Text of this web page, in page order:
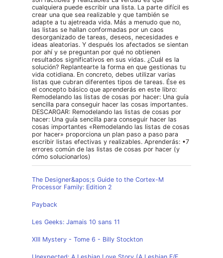
cualquiera puede escribir una lista. La parte difícil es
crear una que sea realizable y que también se
adapte a tu ajetreada vida. Más a menudo que no,
las listas se hallan conformadas por un caos
desorganizado de tareas, deseos, necesidades e
ideas aleatorias. Y después los afectados se sientan
por ahí y se preguntan por qué no obtienen
resultados significativos en sus vidas. ¿Cuál es la
solución? Replantearte la forma en que gestionas tu
vida cotidiana. En concreto, debes utilizar varias
listas que cubran diferentes tipos de tareas. Ése es
el concepto básico que aprenderás en este libro:
Remodelando las listas de cosas por hacer: Una guía
sencilla para conseguir hacer las cosas importantes.
DESCARGAR: Remodelando las listas de cosas por
hacer: Una guía sencilla para conseguir hacer las
cosas importantes «Remodelando las listas de cosas
por hacer» proporciona un plan paso a paso para
escribir listas efectivas y realizables. Aprenderás: •7
errores común de las listas de cosas por hacer (y
cómo solucionarlos)
The Designer&apos;s Guide to the Cortex-M
Processor Family: Edition 2
Payback
Les Geeks: Jamais 10 sans 11
XIII Mystery - Tome 6 - Billy Stockton